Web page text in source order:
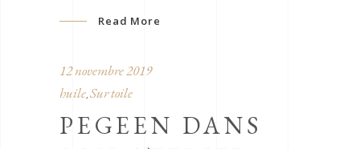
Read More
12 novembre 2019
huile Sur toile
PEGEEN DANS